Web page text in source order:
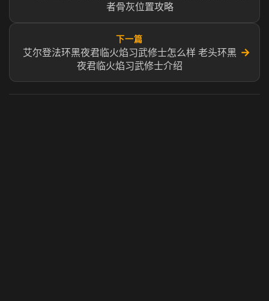
者骨灰位置攻略
下一篇
艾尔登法环黑夜君临火焰习武修士怎么样 老头环黑
夜君临火焰习武修士介绍
→